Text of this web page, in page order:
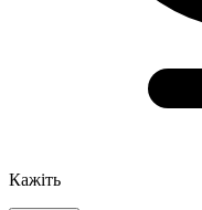
Кажіть